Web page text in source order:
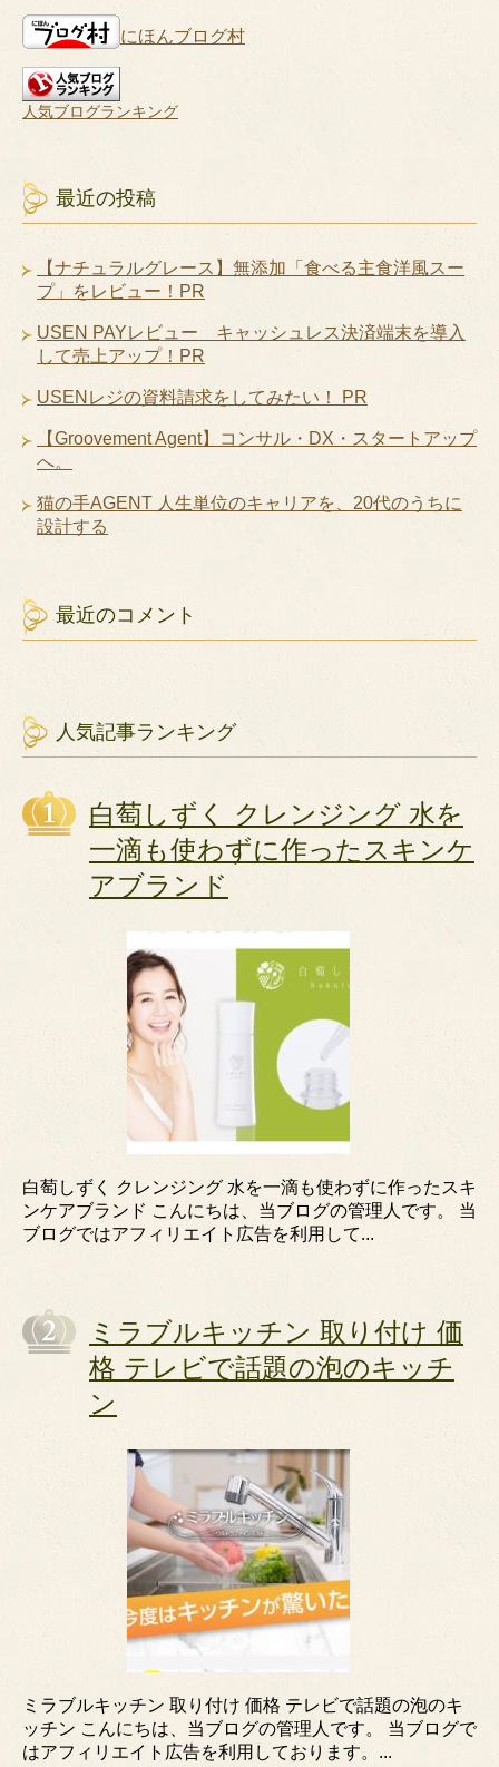
にほんブログ村
人気ブログランキング
最近の投稿
【ナチュラルグレース】無添加「食べる主食洋風スー
プ」をレビュー！PR
USEN PAYレビュー キャッシュレス決済端末を導入
して売上アップ！PR
USENレジの資料請求をしてみたい！ PR
【Groovement Agent】コンサル・DX・スタートアップ
へ。
猫の手AGENT 人生単位のキャリアを、20代のうちに
設計する
最近のコメント
人気記事ランキング
白萄しずく クレンジング 水を
一滴も使わずに作ったスキンケ
アブランド
白萄しずく クレンジング 水を一滴も使わずに作ったスキ
ンケアブランド こんにちは、当ブログの管理人です。 当
ブログではアフィリエイト広告を利用して...
ミラブルキッチン 取り付け 価
格 テレビで話題の泡のキッチ
ン
ミラブルキッチン 取り付け 価格 テレビで話題の泡のキ
ッチン こんにちは、当ブログの管理人です。 当ブログで
はアフィリエイト広告を利用しております。...